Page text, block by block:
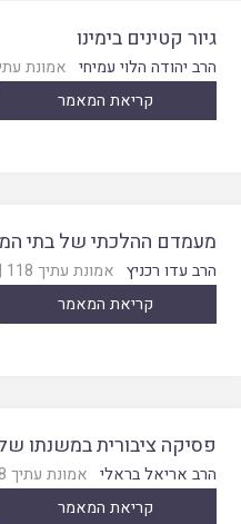
גיור קטינים בימינו
הרב יהודה הלוי עמיחי אמונת עתיך
קריאת המאמר
מעמדם ההלכתי של בתי
הרב עדו רכניץ אמונת עתיך 118 |
קריאת המאמר
פסיקה ציבורית במשנתו
הרב אריאל בראלי אמונת עתיך 118
קריאת המאמר